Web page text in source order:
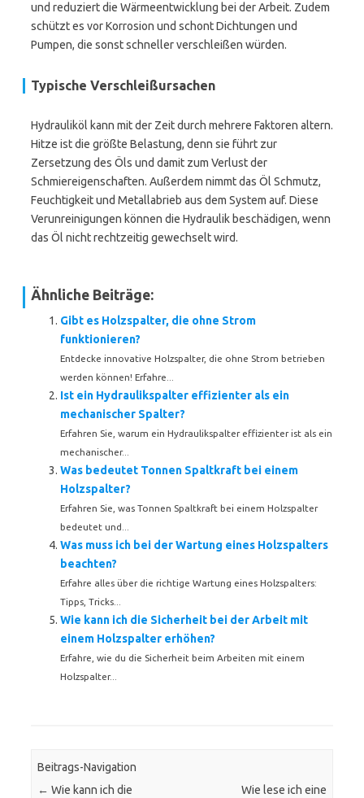
und reduziert die Wärmeentwicklung bei der Arbeit. Zudem
schützt es vor Korrosion und schont Dichtungen und
Pumpen, die sonst schneller verschleißen würden.
Typische Verschleißursachen
Hydrauliköl kann mit der Zeit durch mehrere Faktoren altern.
Hitze ist die größte Belastung, denn sie führt zur
Zersetzung des Öls und damit zum Verlust der
Schmiereigenschaften. Außerdem nimmt das Öl Schmutz,
Feuchtigkeit und Metallabrieb aus dem System auf. Diese
Verunreinigungen können die Hydraulik beschädigen, wenn
das Öl nicht rechtzeitig gewechselt wird.
Ähnliche Beiträge:
Gibt es Holzspalter, die ohne Strom
funktionieren?
Entdecke innovative Holzspalter, die ohne Strom betrieben
werden können! Erfahre...
Ist ein Hydraulikspalter effizienter als ein
mechanischer Spalter?
Erfahren Sie, warum ein Hydraulikspalter effizienter ist als ein
mechanischer...
Was bedeutet Tonnen Spaltkraft bei einem
Holzspalter?
Erfahren Sie, was Tonnen Spaltkraft bei einem Holzspalter
bedeutet und...
Was muss ich bei der Wartung eines Holzspalters
beachten?
Erfahre alles über die richtige Wartung eines Holzspalters:
Tipps, Tricks...
Wie kann ich die Sicherheit bei der Arbeit mit
einem Holzspalter erhöhen?
Erfahre, wie du die Sicherheit beim Arbeiten mit einem
Holzspalter...
Beitrags-Navigation
← Wie kann ich die
Wie lese ich eine